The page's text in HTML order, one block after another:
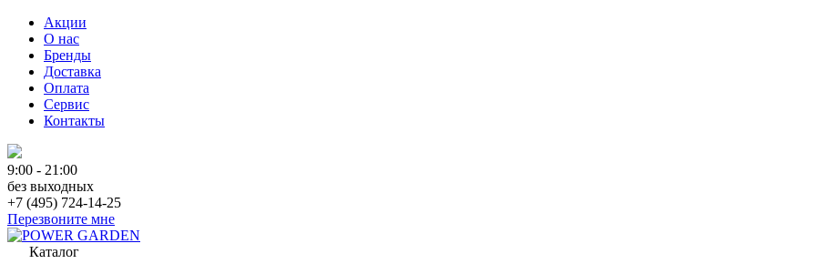
Акции
О нас
Бренды
Доставка
Оплата
Сервис
Контакты
9:00 - 21:00
без выходных
+7 (495) 724-14-25
Перезвоните мне
Каталог